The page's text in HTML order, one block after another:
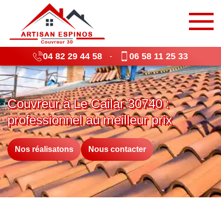
04 82 29 44 58 - 06 58 11 25 33
Couvreur à Le Cailar 30740 :
professionnel au meilleur prix
Nos réalisatons Nous contacter